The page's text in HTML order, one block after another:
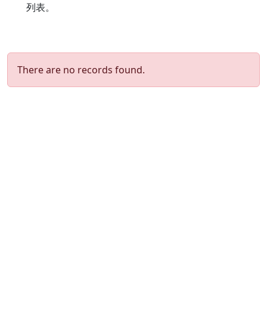
列表。
There are no records found.